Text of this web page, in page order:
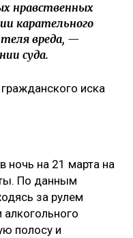
нравственных
карательного
вреда, —
суда.
гражданского иска
ночь на 21 марта на
По данным
за рулем
полосу и